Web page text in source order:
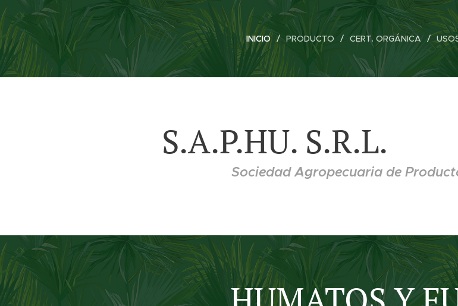
INICIO PRODUCTO CERT. ORGÁNICA
S.A.P.HU. S.R.L.
SociedadAgropecuaria de